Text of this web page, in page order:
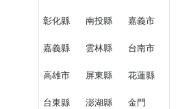
彰化縣 南投縣 嘉義市
嘉義縣 雲林縣 台南市
高雄市 屏東縣 花蓮縣
台東縣 澎湖縣 金門